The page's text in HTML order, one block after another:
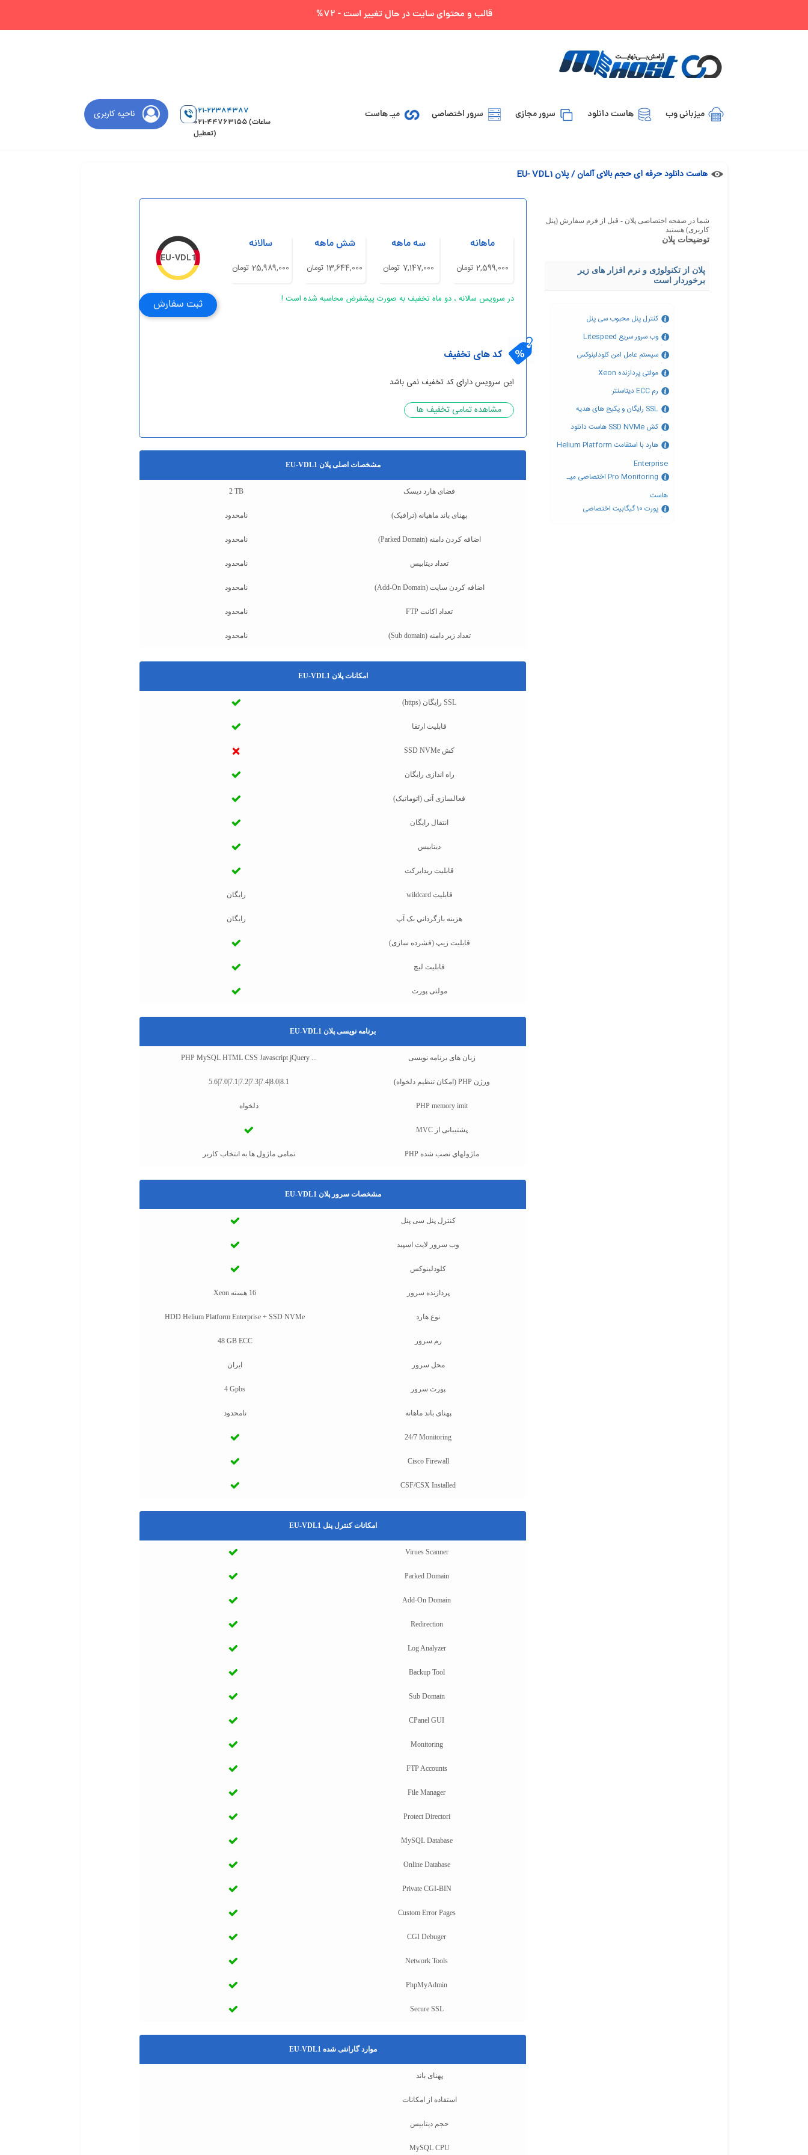
قالب و محتوای سایت در حال تغییر است - 72%
میزبانی وب هاست دانلود سرور مجازی سرور اختصاصی میـ هاست
021-22384387
021-44763155 (ساعات
تعطیل)
ناحیه کاربری
هاست دانلود حرفه ای حجم بالای آلمان / پلان EU- VDL1
شما در صفحه اختصاصی پلان - قبل از فرم سفارش (پنل
کاربری) هستید
توضیحات پلان
پلان از تکنولوژی و نرم افزار های زیر
برخوردار است
کنترل پنل محبوب سی پنل
وب سرور سریع Litespeed
سیستم عامل امن کلودلینوکس
مولتی پردازنده Xeon
رم ECC دیتاسنتر
کش SSD NVMe هاست دانلود
هارد با استقامت Helium Platform
Enterprise
Pro Monitoring اختصاصی میـ
هاست
پورت 10 گیگابیت اختصاصی
ماهانه
2,599,000 تومان
سه ماهه
7,147,000 تومان
شش ماهه
13,644,000 تومان
سالانه
25,989,000 تومان
در سرویس سالانه ، دو ماه تخفیف به صورت پیشفرض محاسبه شده است !
EU-VDL1
ثبت سفارش
کد های تخفیف
این سرویس دارای کد تخفیف نمی باشد
مشاهده تمامی تخفیف ها
مشخصات اصلی پلان EU-VDL1
فضای هارد دیسک 2 TB
پهنای باند ماهیانه (ترافیک) نامحدود
اضافه کردن دامنه (Parked Domain) نامحدود
تعداد دیتابیس نامحدود
اضافه کردن سایت (Add-On Domain) نامحدود
تعداد اکانت FTP نامحدود
تعداد زیر دامنه (Sub domain) نامحدود
امکانات پلان EU-VDL1
SSL رایگان (https)
قابلیت ارتقا
کش SSD NVMe
راه اندازی رایگان
فعالسازی آنی (اتوماتیک)
انتقال رایگان
دیتابیس
قابلیت ریدایرکت
قابلیت wildcard رایگان
هزينه بازگرداني بک آپ رایگان
قابلیت زیپ (فشرده سازی)
قابلیت لیچ
مولتی پورت
برنامه نویسی پلان EU-VDL1
زبان های برنامه نویسی PHP MySQL HTML CSS Javascript jQuery ...
ورژن PHP (امکان تنظیم دلخواه) 5.6|7.0|7.1|7.2|7.3|7.4|8.0|8.1
PHP memory imit دلخواه
پشتیبانی از MVC
ماژولهاي نصب شده PHP تمامی ماژول ها به انتخاب کاربر
مشخصات سرور پلان EU-VDL1
کنترل پنل سی پنل
وب سرور لایت اسپید
کلودلینوکس
پردازنده سرور 16 هسته Xeon
نوع هارد HDD Helium Platform Enterprise + SSD NVMe
رم سرور 48 GB ECC
محل سرور ایران
پورت سرور 4 Gpbs
پهنای باند ماهانه نامحدود
24/7 Monitoring
Cisco Firewall
CSF/CSX Installed
امکانات کنترل پنل EU-VDL1
Virues Scanner
Parked Domain
Add-On Domain
Redirection
Log Analyzer
Backup Tool
Sub Domain
CPanel GUI
Monitoring
FTP Accounts
File Manager
Protect Directori
MySQL Database
Online Database
Private CGI-BIN
Custom Error Pages
CGI Debuger
Network Tools
PhpMyAdmin
Secure SSL
موارد گارانتی شده EU-VDL1
پهنای باند
استفاده از امکانات
حجم دیتابیس
MySQL CPU